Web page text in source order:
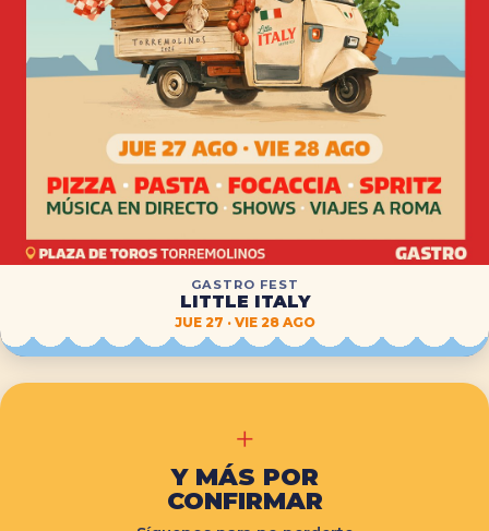
GASTRO FEST
LITTLE ITALY
JUE 27 · VIE 28 AGO
+
Y MÁS POR
CONFIRMAR